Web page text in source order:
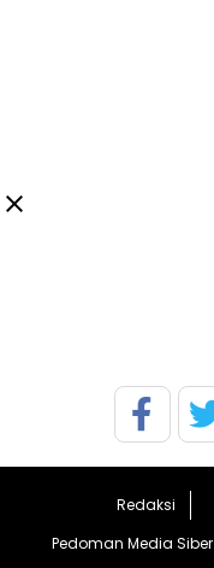

Redaksi
Pedoman Media Siber